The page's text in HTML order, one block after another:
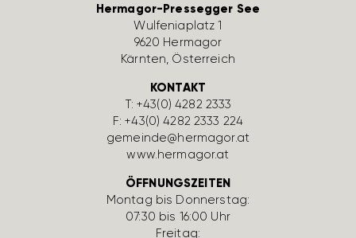
Hermagor-Pressegger See
Wulfe­nia­platz 1
9620 Hermagor
Kärnten, Öster­reich
KONTAKT
T:+43(0) 4282 2333
F: +43(0) 4282 2333 224
gemeinde@hermagor.at
www.hermagor.at
ÖFFNUNGSZEITEN
Montag bis Donnerstag:
07:30 bis 16:00 Uhr
Freitag: